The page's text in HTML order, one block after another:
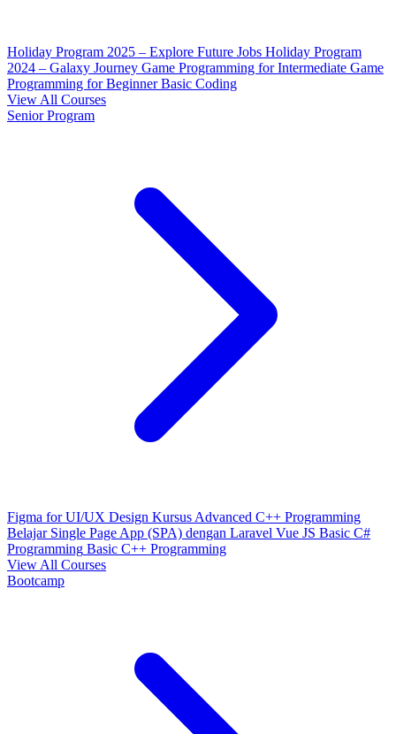
Holiday Program 2025 – Explore Future Jobs Holiday Program
2024 – Galaxy Journey Game Programming for Intermediate Game
Programming for Beginner Basic Coding
View All Courses
Senior Program
Figma for UI/UX Design Kursus Advanced C++ Programming
Belajar Single Page App (SPA) dengan Laravel Vue JS Basic C#
Programming Basic C++ Programming
View All Courses
Bootcamp